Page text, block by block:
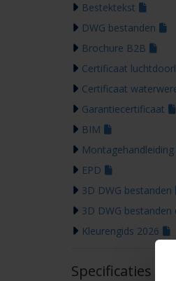
Bestektekst
DWG bestanden
Brochure B2B
Certificaat
Certificaat
Garantiecertificaat
BIM
Montagehandleiding
EPD
3D DWG bestanden
3D DWG bestanden
Kleurengids 2026
Specificaties